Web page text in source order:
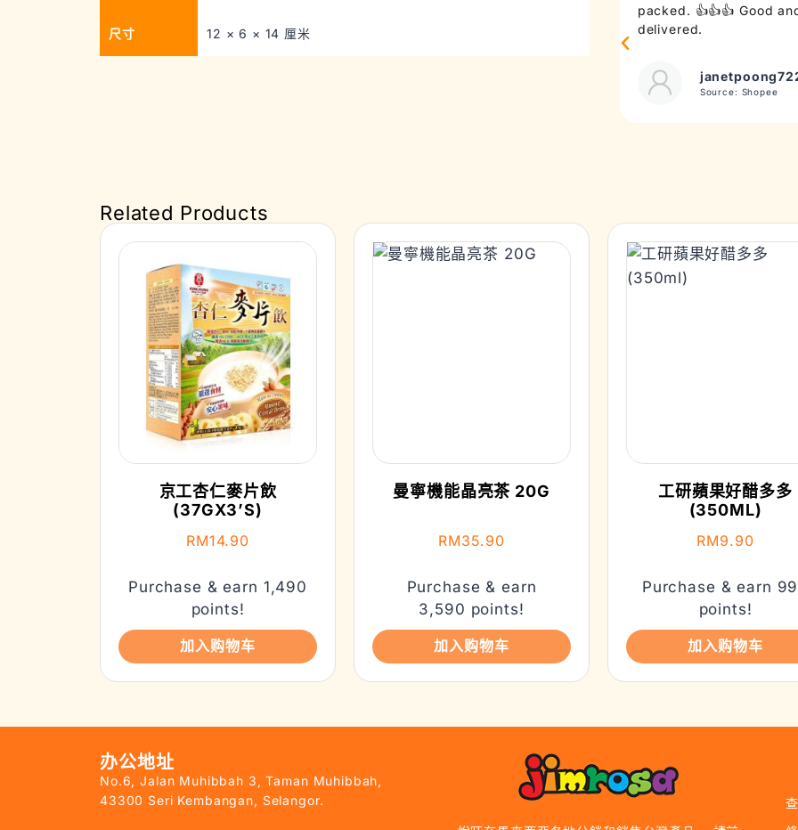
尺寸 12 × 6 × 14 厘米
packed. 👍👍👍 Good
delivered.
Source: Shopee
Related Products
京工杏仁麥片飲
(37GX3’S)
RM14.90
Purchase & earn 1,490
points!
加入购物车
曼寧機能晶亮茶 20G
RM35.90
Purchase & earn
3,590 points!
加入购物车
工研蘋果好醋多多
(350ML)
RM9.90
Purchase & earn
points!
加入购物车
办公地址
No.6, Jalan Muhibbah 3, Taman Muhibbah,
43300 Seri Kembangan, Selangor.